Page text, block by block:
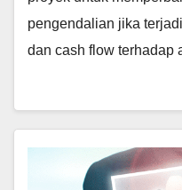
pengendalian jika
dan cash flow